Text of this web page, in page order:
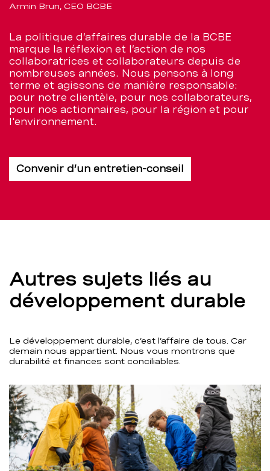
Armin Brun, CEO BCBE
La politique d’affaires durable de la BCBE
marque la réflexion et l’action de nos
collaboratrices et collaborateurs depuis de
nombreuses années. Nous pensons à long
terme et agissons de manière responsable:
pour notre clientèle, pour nos collaborateurs,
pour nos actionnaires, pour la région et pour
l'environnement.
Convenir d’un entretien-conseil
Autres sujets liés au
développement durable
Le développement durable, c’est l’affaire de tous. Car
demain nous appartient. Nous vous montrons que
durabilité et finances sont conciliables.